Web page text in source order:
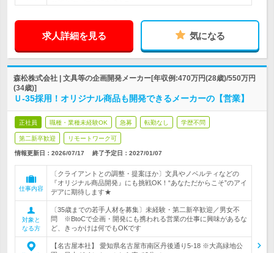
求人詳細を見る 気になる
森松株式会社 | 文具等の企画開発メーカー[年収例:470万円(28歳)/550万円
(34歳)]
Ｕ-35採用！オリジナル商品も開発できるメーカーの【営業】
正社員 職種・業種未経験OK 急募 転勤なし 学歴不問
第二新卒歓迎 リモートワーク可
情報更新日：2026/07/17 終了予定日： 2027/01/07
仕事内容
〔クライアントとの調整・提案ほか〕文具やノベルティなどの
『オリジナル商品開発』にも挑戦OK！“あなただからこそ”のアイ
デアに期待します★
対象と
なる方
〔35歳までの若手人材を募集〕未経験・第二新卒歓迎／男女不
問 ※BtoCで企画・開発にも携われる営業の仕事に興味があるな
ど、きっかけは何でもOKです
【名古屋本社】 愛知県名古屋市南区丹後通り5-18 ※大高緑地公